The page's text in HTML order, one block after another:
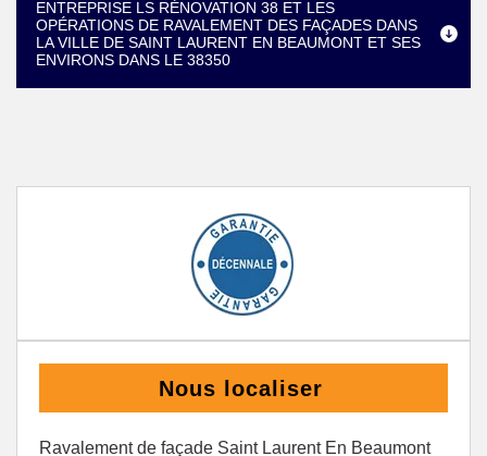
ENTREPRISE LS RÉNOVATION 38 ET LES
OPÉRATIONS DE RAVALEMENT DES FAÇADES DANS
LA VILLE DE SAINT LAURENT EN BEAUMONT ET SES
ENVIRONS DANS LE 38350
Nous localiser
Ravalement de façade Saint Laurent En Beaumont